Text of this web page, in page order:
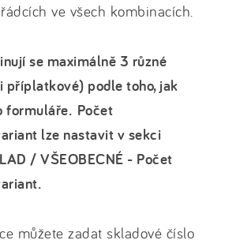
ve všech kombinacích.
se maximálně 3 různé
příplatkové) podle toho, jak
formuláře. Počet
lze nastavit v sekci
/ VŠEOBECNÉ - Počet
můžete zadat skladové číslo